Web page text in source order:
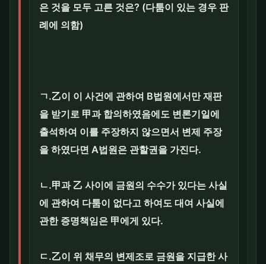
은 것을 모두 고른 것은? (다툼이 있는 경우 판
례에 의함)
ㄱ.乙이 이 사건에 관하여 B법원에서만 재판
을 받기로 甲과 합의하였음에도 변론기일에
출석하여 이를 주장하지 않으면서 변제 주장
을 하였다면 A법원은 관할권을 가진다.
ㄴ.甲과 乙 사이에 금원의 수수가 있다는 사실
에 관하여 다툼이 없다고 하여도 대여 사실에
관한 증명책임은 甲에게 있다.
ㄷ.乙이 위 채무의 변제조로 금원을 지급한 사